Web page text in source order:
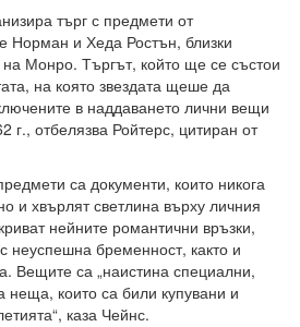
търг с предмети от
Норман и Хеда Ростън, близки
Монро. Търгът, който ще се състои
на която звездата щеше да
в наддаването лични вещи
г., отбелязва Ройтерс, цитиран от
са документи, които никога
и хвърлят светлина върху личния
нейните романтични връзки,
неуспешна бременност, както и
Вещите са „наистина специални,
неща, които са били купувани и
каза Чейнс.